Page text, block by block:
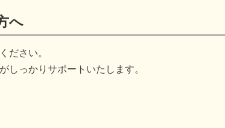
へ
ださい。
しっかりサポートいたします。